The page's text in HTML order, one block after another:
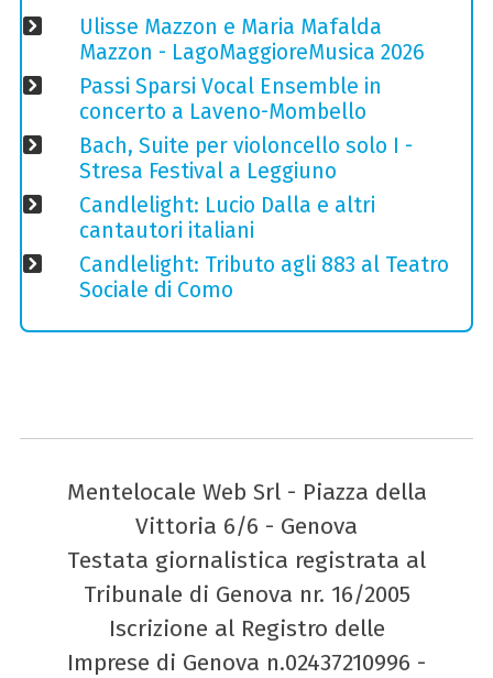
Ulisse Mazzon e Maria Mafalda
Mazzon - LagoMaggioreMusica 2026
Passi Sparsi Vocal Ensemble in
concerto a Laveno-Mombello
Bach, Suite per violoncello solo I -
Stresa Festival a Leggiuno
Candlelight: Lucio Dalla e altri
cantautori italiani
Candlelight: Tributo agli 883 al Teatro
Sociale di Como
Mentelocale Web Srl - Piazza della
Vittoria 6/6 - Genova
Testata giornalistica registrata al
Tribunale di Genova nr. 16/2005
Iscrizione al Registro delle
Imprese di Genova n.02437210996 -